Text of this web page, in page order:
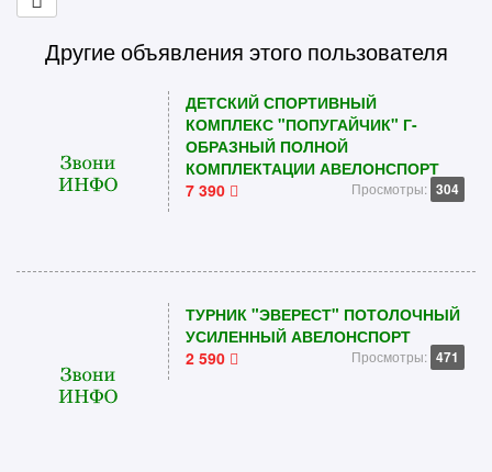
Другие объявления этого пользователя
ДЕТСКИЙ СПОРТИВНЫЙ
КОМПЛЕКС "ПОПУГАЙЧИК" Г-
ОБРАЗНЫЙ ПОЛНОЙ
КОМПЛЕКТАЦИИ АВЕЛОНСПОРТ
7 390
Просмотры: 304
ТУРНИК "ЭВЕРЕСТ" ПОТОЛОЧНЫЙ
УСИЛЕННЫЙ АВЕЛОНСПОРТ
2 590
Просмотры: 471